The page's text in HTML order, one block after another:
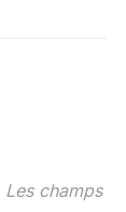
Les champs